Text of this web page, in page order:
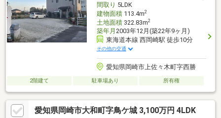
間取り 5LDK
建物面積113.4m2
土地面積322.83m2
築年月 2003年12月(築22年9ヶ月)
東海道本線 西岡崎駅 徒歩10分
その他の交通
愛知県岡崎市上佐々木町字西勝
2階建て 駐車場あり 所有権
愛知県岡崎市大和町字鳥ケ城 3,100万円 4LDK